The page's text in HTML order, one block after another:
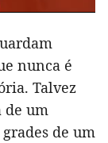
nunca é
Talvez
de um
de um